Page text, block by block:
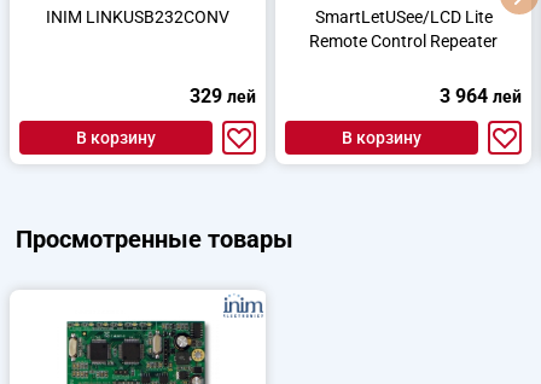
INIM LINKUSB232CONV
329 лей
В корзину
SmartLetUSee/LCD Lite
Remote Control Repeater
3 964 лей
В корзину
Просмотренные товары